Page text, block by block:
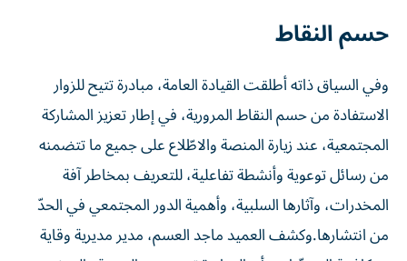
حسم النقاط
وفي السياق ذاته أطلقت القيادة العامة، مبادرة تتيح للزوار
الاستفادة من حسم النقاط المرورية، في إطار تعزيز المشاركة
المجتمعية، عند زيارة المنصة والاطّلاع على جميع ما تتضمنه
من رسائل توعوية وأنشطة تفاعلية، للتعريف بمخاطر آفة
المخدرات، وآثارها السلبية، وأهمية الدور المجتمعي في الحدّ
من انتشارها.وكشف العميد ماجد العسم، مدير مديرية وقاية